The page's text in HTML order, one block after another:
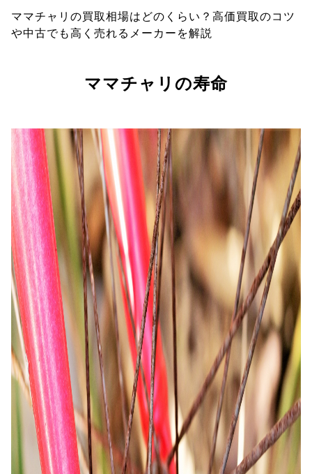
ママチャリの買取相場はどのくらい？高価買取のコツ
や中古でも高く売れるメーカーを解説
ママチャリの寿命